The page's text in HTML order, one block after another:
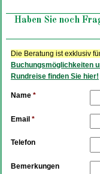
Haben Sie noch
Die Beratung ist exklusiv
Buchungsmöglichkeiten
Rundreise finden Sie hier!
Name *
Email *
Telefon
Bemerkungen